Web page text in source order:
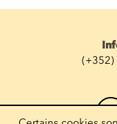
(+352)